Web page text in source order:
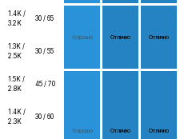
1.4K /
3.2K
30 / 65
Хо­рошо От­лич­но От­лич­но
1.3K /
2.5K
30 / 55
1.5K /
2.8K
45 / 70
Хо­рошо От­лич­но От­лич­но
1.4K /
2.3K
30 / 60